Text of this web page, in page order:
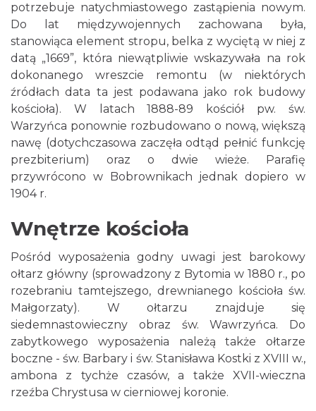
potrzebuje natychmiastowego zastąpienia nowym.
Do lat międzywojennych zachowana była,
stanowiąca element stropu, belka z wyciętą w niej z
datą „1669”, która niewątpliwie wskazywała na rok
dokonanego wreszcie remontu (w niektórych
źródłach data ta jest podawana jako rok budowy
kościoła). W latach 1888-89 kościół pw. św.
Warzyńca ponownie rozbudowano o nową, większą
nawę (dotychczasowa zaczęła odtąd pełnić funkcję
prezbiterium) oraz o dwie wieże. Parafię
przywrócono w Bobrownikach jednak dopiero w
1904 r.
Wnętrze kościoła
Pośród wyposażenia godny uwagi jest barokowy
ołtarz główny (sprowadzony z Bytomia w 1880 r., po
rozebraniu tamtejszego, drewnianego kościoła św.
Małgorzaty). W ołtarzu znajduje się
siedemnastowieczny obraz św. Wawrzyńca. Do
zabytkowego wyposażenia należą także ołtarze
boczne - św. Barbary i św. Stanisława Kostki z XVIII w.,
ambona z tychże czasów, a także XVII-wieczna
rzeźba Chrystusa w cierniowej koronie.